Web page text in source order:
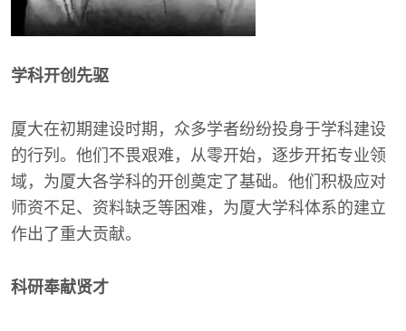
学科开创先驱
厦大在初期建设时期，众多学者纷纷投身于学科建设
的行列。他们不畏艰难，从零开始，逐步开拓专业领
域，为厦大各学科的开创奠定了基础。他们积极应对
师资不足、资料缺乏等困难，为厦大学科体系的建立
作出了重大贡献。
科研奉献贤才